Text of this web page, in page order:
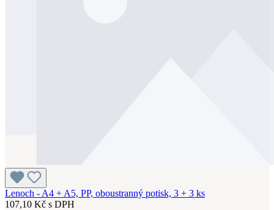
Lenoch - A4 + A5, PP, oboustranný potisk, 3 + 3 ks
107,10 Kč s DPH